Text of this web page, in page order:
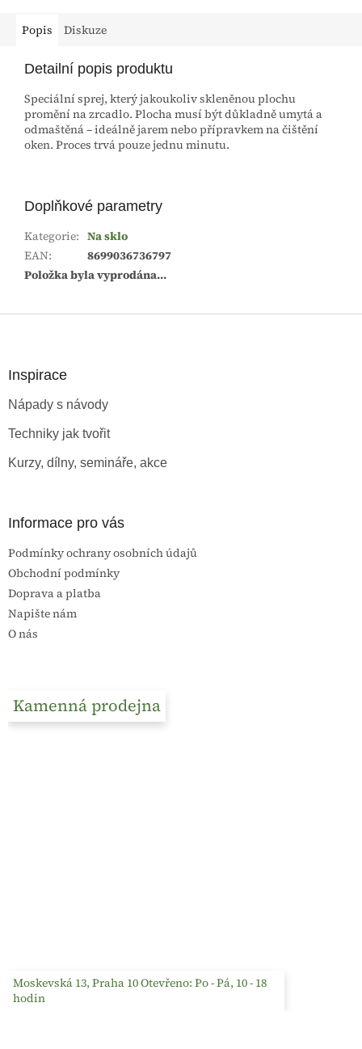
Popis Diskuze
Detailní popis produktu
Speciální sprej, který jakoukoliv skleněnou plochu
promění na zrcadlo. Plocha musí být důkladně umytá a
odmaštěná – ideálně jarem nebo přípravkem na čištění
oken. Proces trvá pouze jednu minutu.
Doplňkové parametry
Kategorie: Na sklo
EAN:
8699036736797
Položka byla vyprodána…
Inspirace
Nápady s návody
Techniky jak tvořit
Kurzy, dílny, semináře, akce
Informace pro vás
Podmínky ochrany osobních údajů
Obchodní podmínky
Doprava a platba
Napište nám
O nás
Kamenná prodejna
Moskevská 13, Praha 10 Otevřeno: Po - Pá, 10 - 18
hodin